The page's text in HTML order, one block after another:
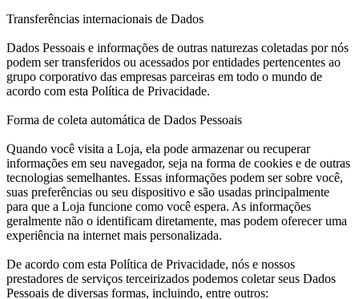
Transferências internacionais de Dados
Dados Pessoais e informações de outras naturezas coletadas por nós
podem ser transferidos ou acessados por entidades pertencentes ao
grupo corporativo das empresas parceiras em todo o mundo de
acordo com esta Política de Privacidade.
Forma de coleta automática de Dados Pessoais
Quando você visita a Loja, ela pode armazenar ou recuperar
informações em seu navegador, seja na forma de cookies e de outras
tecnologias semelhantes. Essas informações podem ser sobre você,
suas preferências ou seu dispositivo e são usadas principalmente
para que a Loja funcione como você espera. As informações
geralmente não o identificam diretamente, mas podem oferecer uma
experiência na internet mais personalizada.
De acordo com esta Política de Privacidade, nós e nossos
prestadores de serviços terceirizados podemos coletar seus Dados
Pessoais de diversas formas, incluindo, entre outros: